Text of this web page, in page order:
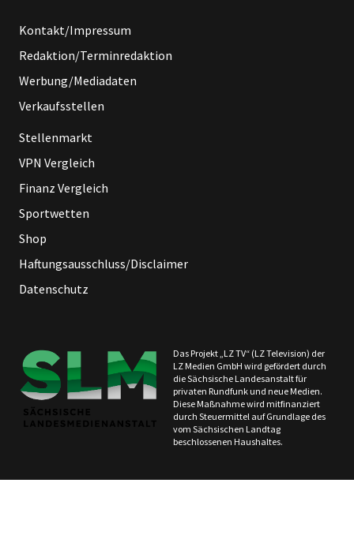
Kontakt/Impressum
Redaktion/Terminredaktion
Werbung/Mediadaten
Verkaufsstellen
Stellenmarkt
VPN Vergleich
Finanz Vergleich
Sportwetten
Shop
Haftungsausschluss/Disclaimer
Datenschutz
Das Projekt „LZ TV“ (LZ Television) der
LZ Medien GmbH wird gefördert durch
die Sächsische Landesanstalt für
privaten Rundfunk und neue Medien.
Diese Maßnahme wird mitfinanziert
durch Steuermittel auf Grundlage des
vom Sächsischen Landtag
beschlossenen Haushaltes.